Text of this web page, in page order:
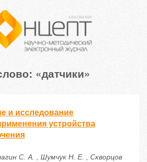
«датчики»
и исследование
устройства
С. А. , Шумчук Н. Е. , Скворцов